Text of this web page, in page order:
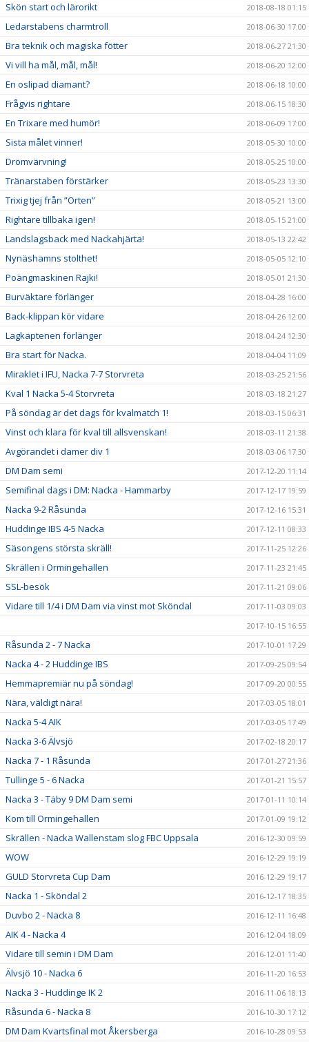
Skön start och lärorikt 2018-08-18 01:15
Ledarstabens charmtroll 2018-06-30 17:00
Bra teknik och magiska fötter 2018-06-27 21:30
Vi vill ha mål, mål, mål! 2018-06-20 12:00
En oslipad diamant? 2018-06-18 10:00
Frågvis rightare 2018-06-15 18:30
En Trixare med humör! 2018-06-09 17:00
Sista målet vinner! 2018-05-30 10:00
Drömvärvning! 2018-05-25 10:00
Tränarstaben förstärker 2018-05-23 13:30
Trixig tjej från ”Orten” 2018-05-21 13:00
Rightare tillbaka igen! 2018-05-15 21:00
Landslagsback med Nackahjärta! 2018-05-13 22:42
Nynäshamns stolthet! 2018-05-05 12:10
Poängmaskinen Rajki! 2018-05-01 21:30
Burväktare förlänger 2018-04-28 16:00
Back-klippan kör vidare 2018-04-26 12:00
Lagkaptenen förlänger 2018-04-24 12:30
Bra start för Nacka. 2018-04-04 11:09
Miraklet i IFU, Nacka 7-7 Storvreta 2018-03-25 21:56
Kval 1 Nacka 5-4 Storvreta 2018-03-18 21:27
På söndag är det dags för kvalmatch 1! 2018-03-15 06:31
Vinst och klara för kval till allsvenskan! 2018-03-11 21:38
Avgörandet i damer div 1 2018-03-06 17:30
DM Dam semi 2017-12-20 11:14
Semifinal dags i DM: Nacka - Hammarby 2017-12-17 19:59
Nacka 9-2 Råsunda 2017-12-16 15:31
Huddinge IBS 4-5 Nacka 2017-12-11 08:33
Säsongens största skräll! 2017-11-25 12:26
Skrällen i Ormingehallen 2017-11-23 21:45
SSL-besök 2017-11-21 09:06
Vidare till 1/4 i DM Dam via vinst mot Sköndal
2017-11-03 09:03
2017-10-15 16:55
Råsunda 2 - 7 Nacka 2017-10-01 17:29
Nacka 4 - 2 Huddinge IBS 2017-09-25 09:54
Hemmapremiär nu på söndag! 2017-09-20 00:55
Nära, väldigt nära! 2017-03-05 18:01
Nacka 5-4 AIK 2017-03-05 17:49
Nacka 3-6 Älvsjö 2017-02-18 20:17
Nacka 7 - 1 Råsunda 2017-01-27 21:36
Tullinge 5 - 6 Nacka 2017-01-21 15:57
Nacka 3 - Täby 9 DM Dam semi 2017-01-11 10:14
Kom till Ormingehallen 2017-01-09 19:12
Skrällen - Nacka Wallenstam slog FBC Uppsala 2016-12-30 09:59
WOW 2016-12-29 19:19
GULD Storvreta Cup Dam 2016-12-29 19:17
Nacka 1 - Sköndal 2 2016-12-17 18:35
Duvbo 2 - Nacka 8 2016-12-11 16:48
AIK 4 - Nacka 4 2016-12-04 18:09
Vidare till semin i DM Dam 2016-12-01 11:40
Älvsjö 10 - Nacka 6 2016-11-20 16:53
Nacka 3 - Huddinge IK 2 2016-11-06 18:13
Råsunda 6 - Nacka 8 2016-10-30 17:12
DM Dam Kvartsfinal mot Åkersberga 2016-10-28 09:53